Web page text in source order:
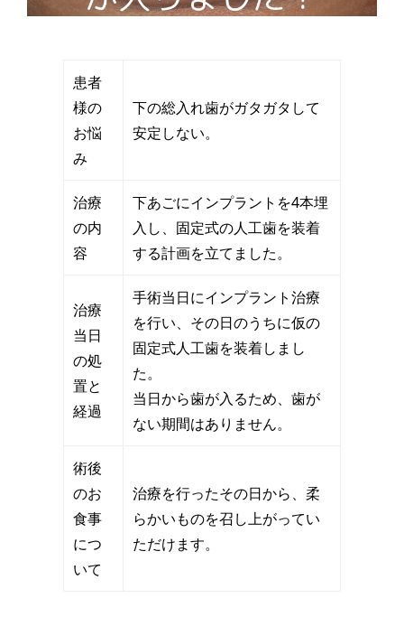
患者
様の
お悩
み
下の総入れ歯がガタガタして
安定しない。
治療
の内
容
下あごにインプラントを4本埋
入し、固定式の人工歯を装着
する計画を立てました。
治療
当日
の処
置と
経過
手術当日にインプラント治療
を行い、その日のうちに仮の
固定式人工歯を装着しまし
た。
当日から歯が入るため、歯が
ない期間はありません。
術後
のお
食事
につ
いて
治療を行ったその日から、柔
らかいものを召し上がってい
ただけます。